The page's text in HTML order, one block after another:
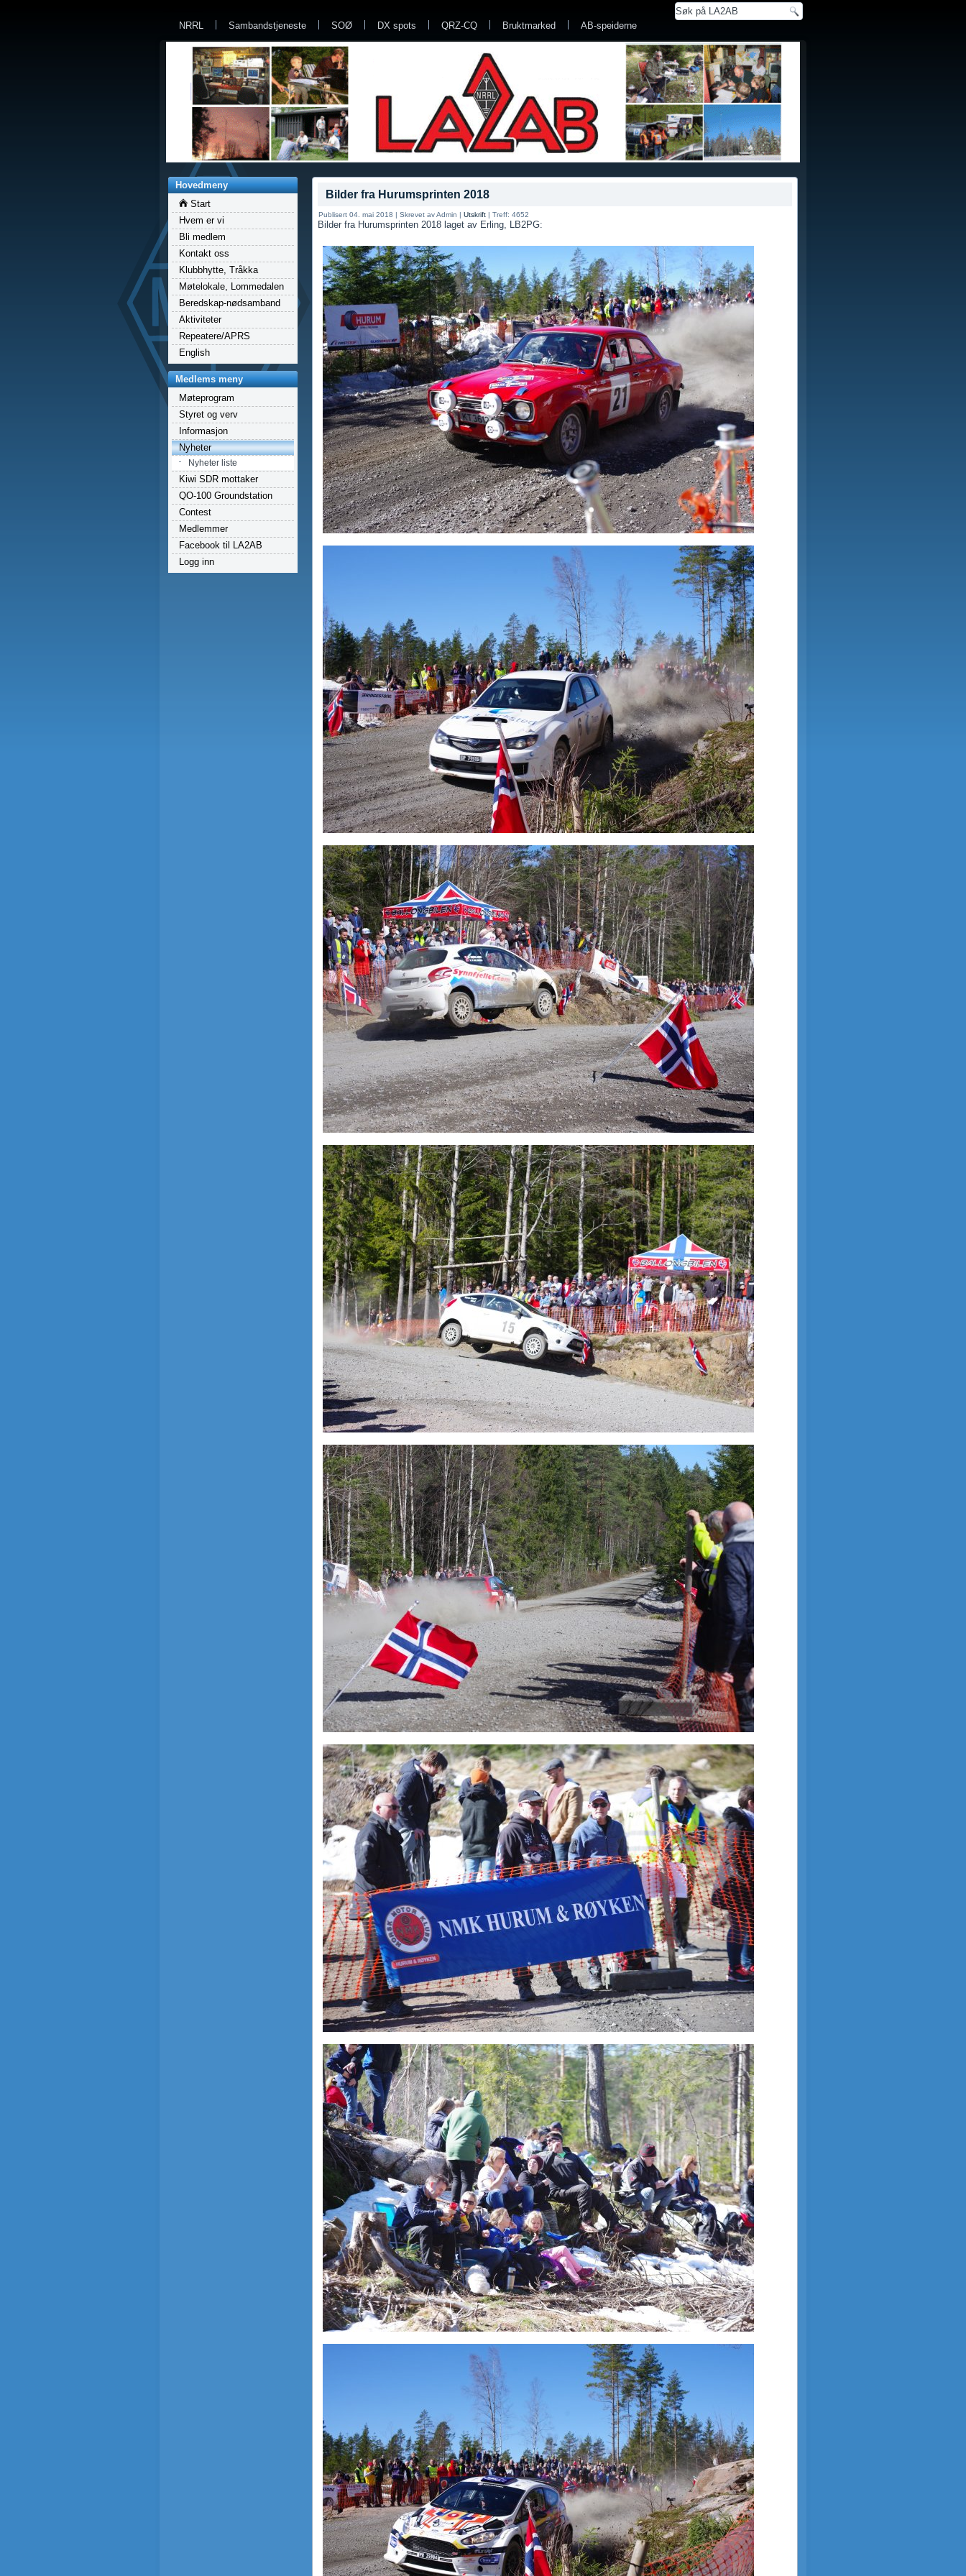
NRRL
Sambandstjeneste SOØ DX spots QRZ-CQ Bruktmarked AB-speiderne
Hovedmeny
Start
Hvem er vi
Bli medlem
Kontakt oss
Klubbhytte, Tråkka
Møtelokale, Lommedalen
Beredskap-nødsamband
Aktiviteter
Repeatere/APRS
English
Medlems meny
Møteprogram
Styret og verv
Informasjon
Nyheter
Nyheter liste
Kiwi SDR mottaker
QO-100 Groundstation
Contest
Medlemmer
Facebook til LA2AB
Logg inn
Bilder fra Hurumsprinten 2018
Publisert 04. mai 2018 | Skrevet av Admin | Utskrift | Treff: 4652
Bilder fra Hurumsprinten 2018 laget av Erling, LB2PG: